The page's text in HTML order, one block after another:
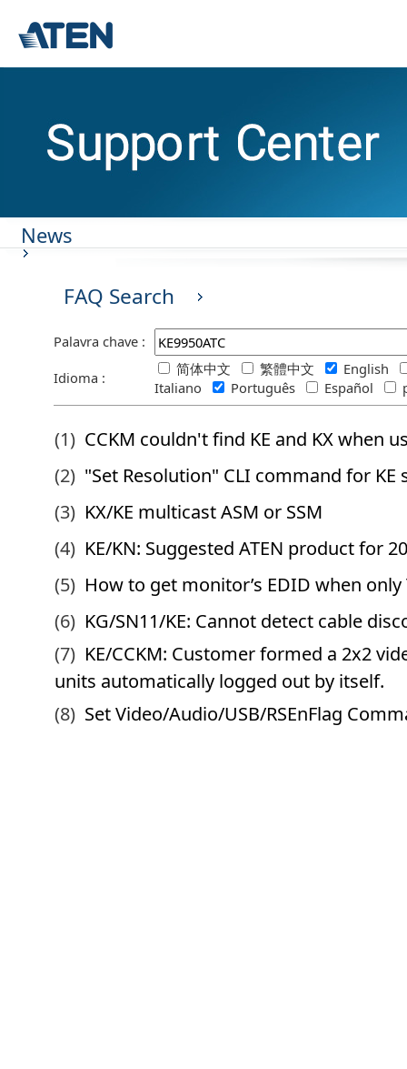
News
FAQ Search
Palavra chave :
Idioma :
简体中文 繁體中文
English
Italiano
Português Español